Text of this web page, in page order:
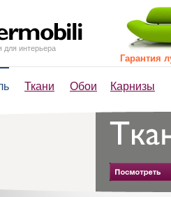
для интерьера
Ткани Обои Карнизы
Гарантия